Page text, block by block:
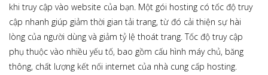
khi truy cập vào website của bạn. Một gói hosting có tốc độ truy
cập nhanh giúp giảm thời gian tải trang, từ đó cải thiện sự hài
lòng của người dùng và giảm tỷ lệ thoát trang. Tốc độ truy cập
phụ thuộc vào nhiều yếu tố, bao gồm cấu hình máy chủ, băng
thông, chất lượng kết nối internet của nhà cung cấp hosting.